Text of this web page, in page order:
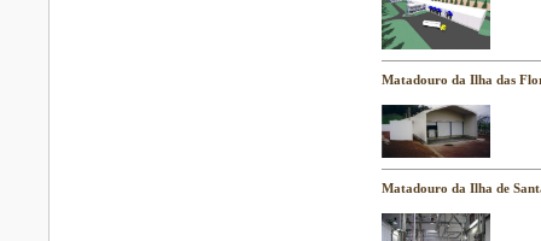
Matadouro da Ilha das
Matadouro da Ilha de